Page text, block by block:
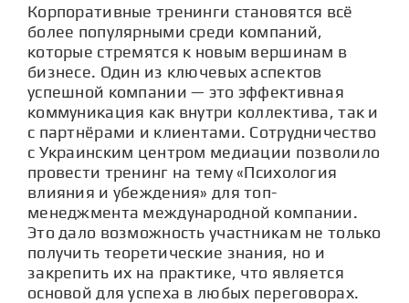
Корпоративные тренинги становятся всё
более популярными среди компаний,
которые стремятся к новым вершинам в
бизнесе. Один из ключевых аспектов
успешной компании — это эффективная
коммуникация как внутри коллектива, так и
с партнёрами и клиентами. Сотрудничество
с Украинским центром медиации позволило
провести тренинг на тему «Психология
влияния и убеждения» для топ-
менеджмента международной компании.
Это дало возможность участникам не только
получить теоретические знания, но и
закрепить их на практике, что является
основой для успеха в любых переговорах.